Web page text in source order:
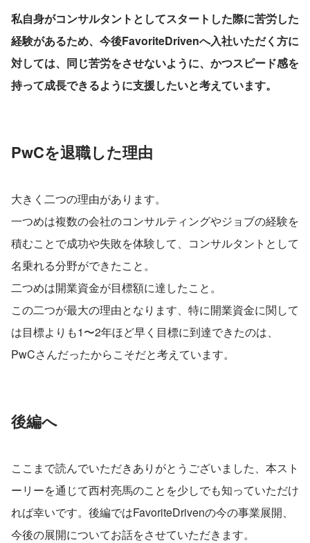
私自身がコンサルタントとしてスタートした際に苦労した
経験があるため、今後FavoriteDrivenへ入社いただく方に
対しては、同じ苦労をさせないように、かつスピード感を
持って成長できるように支援したいと考えています。
PwCを退職した理由
大きく二つの理由があります。
一つめは複数の会社のコンサルティングやジョブの経験を
積むことで成功や失敗を体験して、コンサルタントとして
名乗れる分野ができたこと。
二つめは開業資金が目標額に達したこと。
この二つが最大の理由となります、特に開業資金に関して
は目標よりも1〜2年ほど早く目標に到達できたのは、
PwCさんだったからこそだと考えています。
後編へ
ここまで読んでいただきありがとうございました、本スト
ーリーを通じて西村亮馬のことを少しでも知っていただけ
れば幸いです。後編ではFavoriteDrivenの今の事業展開、
今後の展開についてお話をさせていただきます。